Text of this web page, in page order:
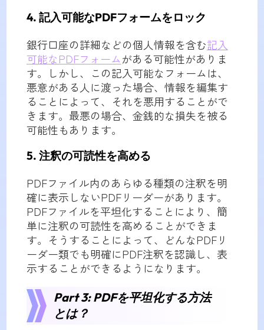
4. 記入可能なPDFフォームをロック
銀行口座の詳細などの個人情報を含む記入
可能なPDFフォームがある可能性がありま
す。しかし、この記入可能なフォームは、
悪意がある人に渡った場合、情報を編集す
ることによって、それを悪用することがで
きます。最悪の場合、金銭的な損失を被る
可能性もあります。
5. 注釈の可読性を高める
PDFファイル内のあらゆる種類の注釈を明
確に表示しないPDFリーダーがあります。
PDFファイルを平坦化することにより、簡
単に注釈の可読性を高めることができま
す。そうすることによって、どんなPDFリ
ーダー類でも明確にPDF注釈を認識し、表
示することができるようになります。
Part 3: PDFを平坦化する方法
とは？